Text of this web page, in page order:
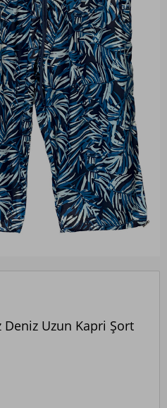
Deniz Uzun Kapri Şort